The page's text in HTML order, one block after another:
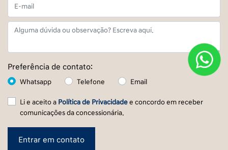
Preferência de contato:
Whatsapp Telefone Email
Li e aceito a Política de Privacidadee concordo em receber
comunicações da concessionária.
Entrar em contato